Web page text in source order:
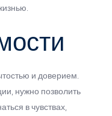
и доверием.
нужно позволить
в чувствах,